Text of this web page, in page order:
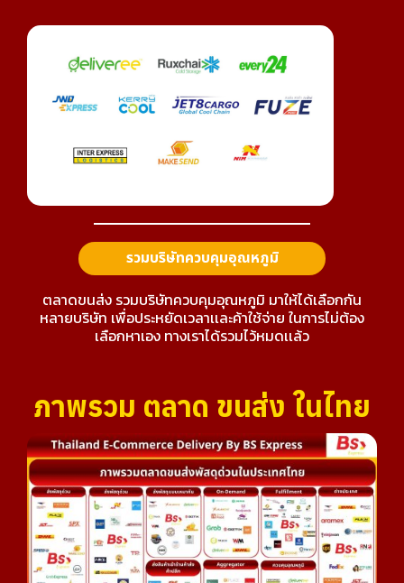
รวมบริษัทควบคุมอุณหภูมิ
ตลาดขนส่ง รวมบริษัทควบคุมอุณหภูมิ มาให้ได้เลือกกัน
หลายบริษัท เพื่อประหยัดเวลาเเละค้าใช้จ่าย ในการไม่ต้อง
เลือกหาเอง ทางเราได้รวมไว้หมดเเล้ว
ภาพรวม ตลาด ขนส่ง ในไทย